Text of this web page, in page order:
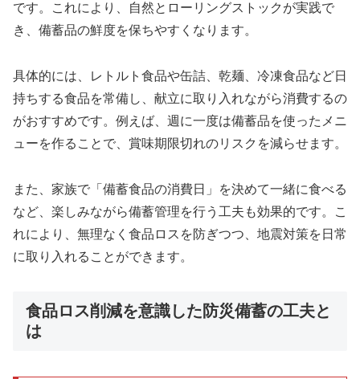
です。これにより、自然とローリングストックが実践で
き、備蓄品の鮮度を保ちやすくなります。
具体的には、レトルト食品や缶詰、乾麺、冷凍食品など日
持ちする食品を常備し、献立に取り入れながら消費するの
がおすすめです。例えば、週に一度は備蓄品を使ったメニ
ューを作ることで、賞味期限切れのリスクを減らせます。
また、家族で「備蓄食品の消費日」を決めて一緒に食べる
など、楽しみながら備蓄管理を行う工夫も効果的です。こ
れにより、無理なく食品ロスを防ぎつつ、地震対策を日常
に取り入れることができます。
食品ロス削減を意識した防災備蓄の工夫と
は